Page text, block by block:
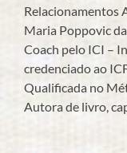
Relacionamentos
Maria Poppovic
Coach pelo ICI –
credenciado ao
Qualificada no
Autora de livro,